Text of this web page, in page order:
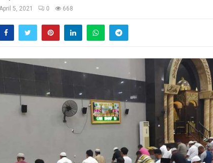
5, 2021 0 668